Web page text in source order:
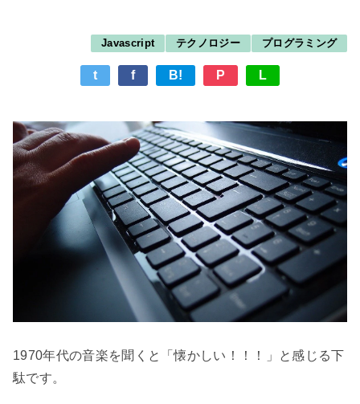
Javascript テクノロジー プログラミング
t f B! P L
1970年代の音楽を聞くと「懐かしい！！！」と感じる下
駄です。